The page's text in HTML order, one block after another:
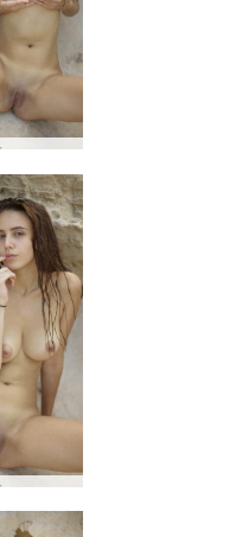
अलीसा मंगल ग्रह पर #8
अलीसा मंगल ग्रह पर #4